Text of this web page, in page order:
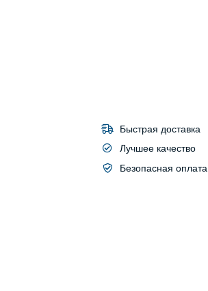
Быстрая доставка
Лучшее качество
Безопасная оплата